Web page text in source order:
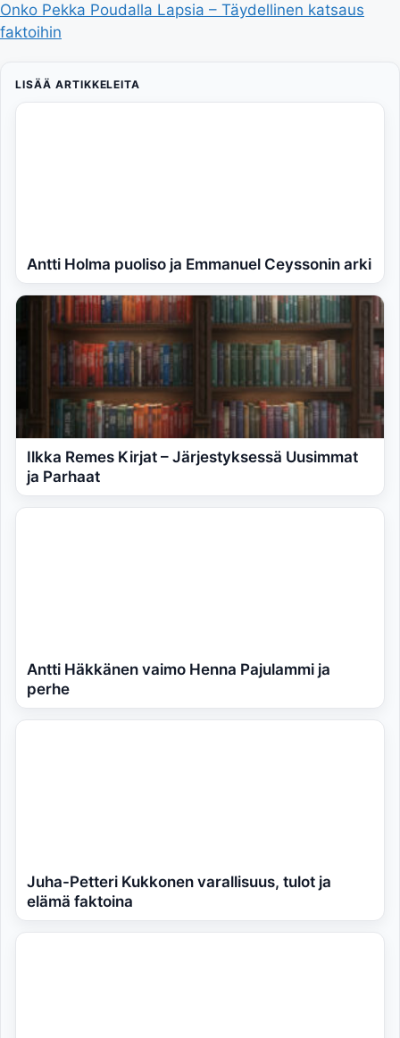
Onko Pekka Poudalla Lapsia – Täydellinen katsaus
faktoihin
LISÄÄ ARTIKKELEITA
Antti Holma puoliso ja Emmanuel Ceyssonin arki
Ilkka Remes Kirjat – Järjestyksessä Uusimmat
ja Parhaat
Antti Häkkänen vaimo Henna Pajulammi ja
perhe
Juha-Petteri Kukkonen varallisuus, tulot ja
elämä faktoina